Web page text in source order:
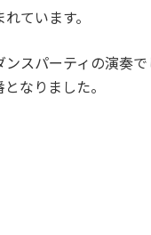
ています。
スパーティの演奏
なりました。